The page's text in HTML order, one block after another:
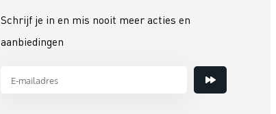
Schrijf je in en mis nooit meer acties en
aanbiedingen